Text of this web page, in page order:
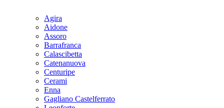
Agira
Aidone
Assoro
Barrafranca
Calascibetta
Catenanuova
Centuripe
Cerami
Enna
Gagliano Castelferrato